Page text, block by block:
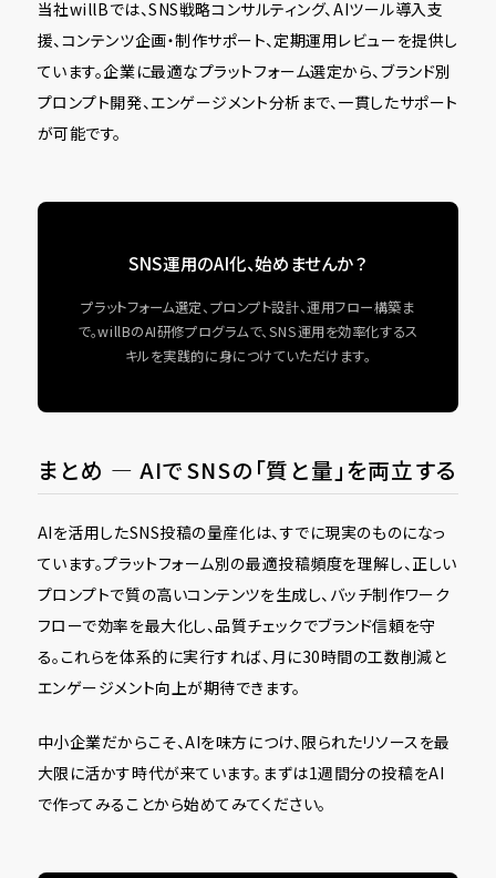
当社willBでは、SNS戦略コンサルティング、AIツール導入支
援、コンテンツ企画・制作サポート、定期運用レビューを提供し
ています。企業に最適なプラットフォーム選定から、ブランド別
プロンプト開発、エンゲージメント分析まで、一貫したサポート
が可能です。
SNS運用のAI化、始めませんか？
プラットフォーム選定、プロンプト設計、運用フロー構築ま
で。willBのAI研修プログラムで、SNS運用を効率化するス
キルを実践的に身につけていただけます。
まとめ ― AIでSNSの「質と量」を両立する
AIを活用したSNS投稿の量産化は、すでに現実のものになっ
ています。プラットフォーム別の最適投稿頻度を理解し、正しい
プロンプトで質の高いコンテンツを生成し、バッチ制作ワーク
フローで効率を最大化し、品質チェックでブランド信頼を守
る。これらを体系的に実行すれば、月に30時間の工数削減と
エンゲージメント向上が期待できます。
中小企業だからこそ、AIを味方につけ、限られたリソースを最
大限に活かす時代が来ています。まずは1週間分の投稿をAI
で作ってみることから始めてみてください。